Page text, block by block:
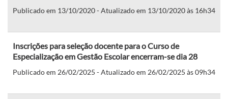
Publicado em 13/10/2020 - Atualizado em 13/10/2020 às 16h34
Inscrições para seleção docente para o Curso de
Especialização em Gestão Escolar encerram-se dia 28
Publicado em 26/02/2025 - Atualizado em 26/02/2025 às 09h34